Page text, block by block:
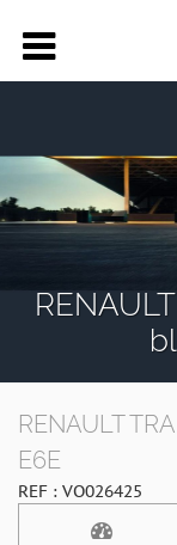
RENAULT
E6E
REF : VO026425